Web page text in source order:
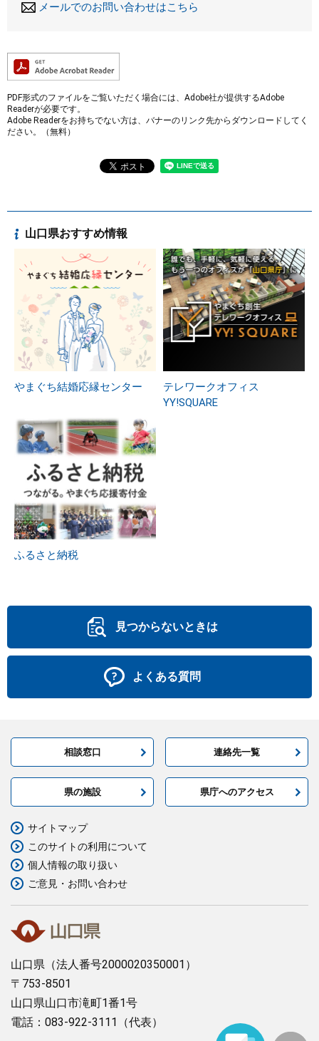
メールでのお問い合わせはこちら
PDF形式のファイルをご覧いただく場合には、Adobe社が提供するAdobe
Readerが必要です。
Adobe Readerをお持ちでない方は、バナーのリンク先からダウンロードしてく
ださい。（無料）
山口県おすすめ情報
やまぐち結婚応縁センター
テレワークオフィス
YY!SQUARE
ふるさと納税
見つからないときは
よくある質問
相談窓口 連絡先一覧
県の施設 県庁へのアクセス
山口県 （法人番号2000020350001）
〒753-8501
山口県山口市滝町1番1号
電話：083-922-3111（代表）
サイトマップ
このサイトの利用について
個人情報の取り扱い
ご意見・お問い合わせ